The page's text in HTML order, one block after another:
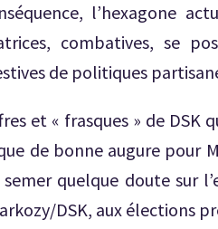
l’hexagone
combatives, se
de politiques
et « frasques » de
de bonne augure pour
quelque doute sur
DSK, aux élections